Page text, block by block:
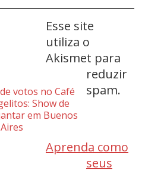
votos no Café
Show de
em Buenos
Aires
Esse site
utiliza o
Akismet para
reduzir
spam.
Aprenda como
seus